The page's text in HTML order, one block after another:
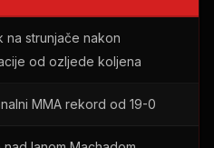
na strunjače nakon
od ozljede koljena
MMA rekord od 19-0